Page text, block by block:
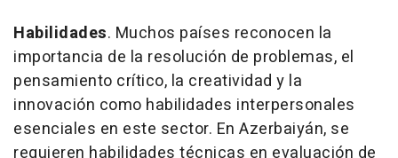
Habilidades. Muchos países reconocen la
importancia de la resolución de problemas, el
pensamiento crítico, la creatividad y la
innovación como habilidades interpersonales
esenciales en este sector. En Azerbaiyán, se
requieren habilidades técnicas en evaluación de